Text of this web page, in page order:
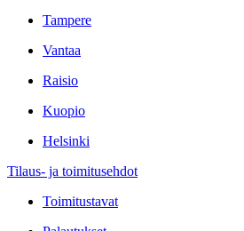
Tampere
Vantaa
Raisio
Kuopio
Helsinki
Tilaus- ja toimitusehdot
Toimitustavat